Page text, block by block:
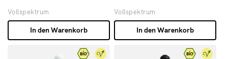
Vollspektrum
In den Warenkorb
Vollspektrum
In den Warenkorb